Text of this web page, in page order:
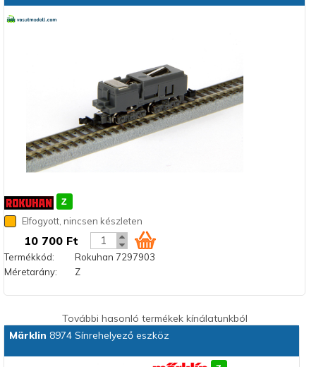
Elfogyott, nincsen készleten
10 700 Ft
Termékkód:
Rokuhan 7297903
Méretarány:
Z
További hasonló termékek kínálatunkból
Märklin 8974 Sínrehelyező eszköz